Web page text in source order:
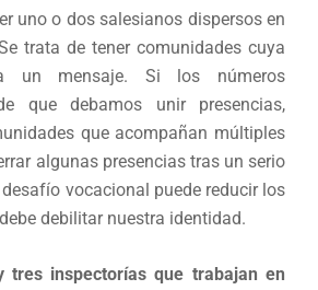
uno o dos salesianos dispersos en
trata de tener comunidades cuya
un mensaje. Si los números
que debamos unir presencias,
que acompañan múltiples
algunas presencias tras un serio
vocacional puede reducir los
debilitar nuestra identidad.
tres inspectorías que trabajan en